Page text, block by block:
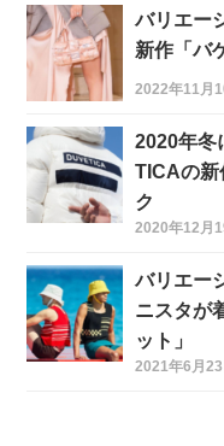
バリエー
新作「バ
2022年11月
2020年冬
TICAの新
ク
2020年12月
バリエー
ニスタが
ット」
2021年6月23